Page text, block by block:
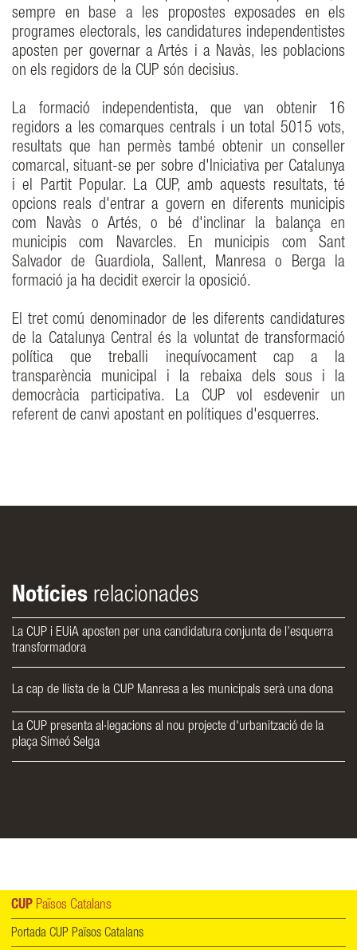
sempre en base a les propostes exposades en els
programes electorals, les candidatures independentistes
aposten per governar a Artés i a Navàs, les poblacions
on els regidors de la CUP són decisius.
La formació independentista, que van obtenir 16
regidors a les comarques centrals i un total 5015 vots,
resultats que han permès també obtenir un conseller
comarcal, situant-se per sobre d'Iniciativa per Catalunya
i el Partit Popular. La CUP, amb aquests resultats, té
opcions reals d'entrar a govern en diferents municipis
com Navàs o Artés, o bé d'inclinar la balança en
municipis com Navarcles. En municipis com Sant
Salvador de Guardiola, Sallent, Manresa o Berga la
formació ja ha decidit exercir la oposició.
El tret comú denominador de les diferents candidatures
de la Catalunya Central és la voluntat de transformació
política que treballi inequívocament cap a la
transparència municipal i la rebaixa dels sous i la
democràcia participativa. La CUP vol esdevenir un
referent de canvi apostant en polítiques d'esquerres.
Notícies relacionades
La CUP i EUiA aposten per una candidatura conjunta de l’esquerra
transformadora
La cap de llista de la CUP Manresa a les municipals serà una dona
La CUP presenta al·legacions al nou projecte d'urbanització de la
plaça Simeó Selga
CUP Països Catalans
Portada CUP Països Catalans